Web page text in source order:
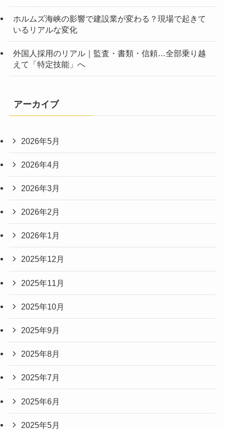
ホルムズ海峡の影響で建設業が変わる？現場で起きて
いるリアルな変化
外国人採用のリアル｜監査・書類・信頼…全部乗り越
えて「特定技能」へ
アーカイブ
2026年5月
2026年4月
2026年3月
2026年2月
2026年1月
2025年12月
2025年11月
2025年10月
2025年9月
2025年8月
2025年7月
2025年6月
2025年5月